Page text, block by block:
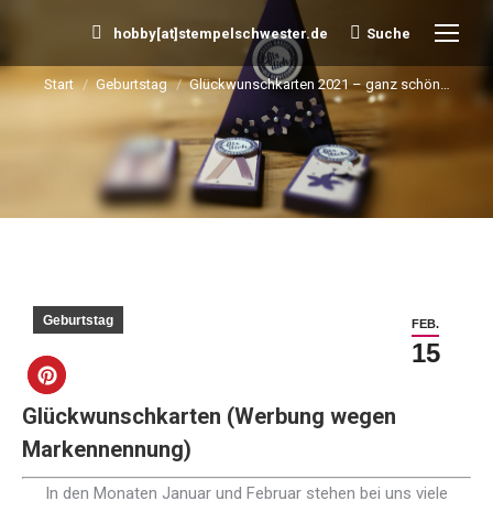
hobby[at]stempelschwester.de Search:
Suche
Sie befinden sich hier:
Start Geburtstag Glückwunschkarten 2021 – ganz schön…
FEB.
15
Geburtstag
Glückwunschkarten (Werbung wegen
Markennennung)
In den Monaten Januar und Februar stehen bei uns viele